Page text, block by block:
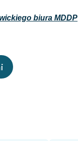
biura MDDP